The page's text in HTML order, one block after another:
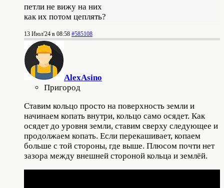
петли не вижу на них
как их потом цеплять?
13 Июл'24 в 08:58 #585108
AlexAsino
Пригород
Ставим кольцо просто на поверхность земли и
начинаем копать внутри, кольцо само осядет. Как
осядет до уровня земли, ставим сверху следующее и
продолжаем копать. Если перекашивает, копаем
больше с той стороны, где выше. Плюсом почти нет
зазора между внешней стороной кольца и землёй.